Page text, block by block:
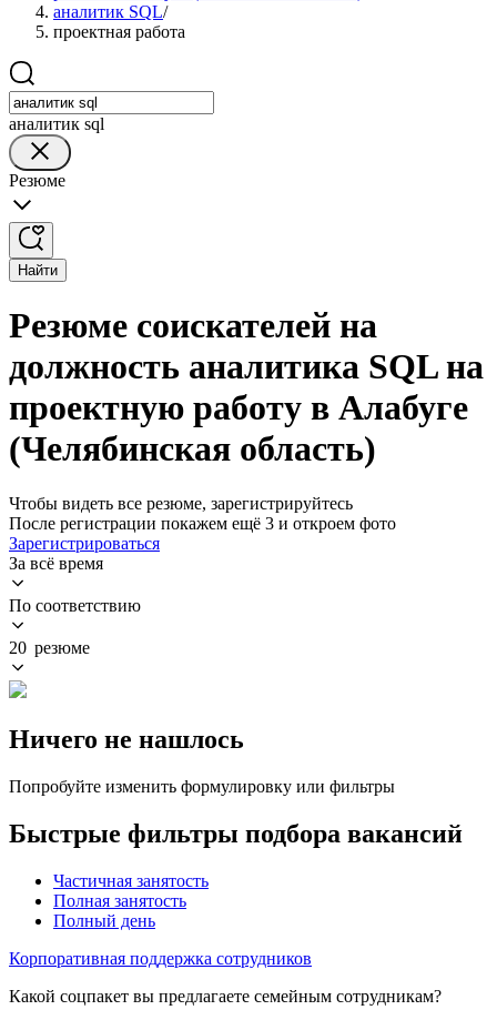
аналитик SQL/
проектная работа
аналитик sql
Резюме
Найти
Резюме соискателей на
должность аналитика SQL на
проектную работу в Алабуге
(Челябинская область)
Чтобы видеть все резюме, зарегистрируйтесь
После регистрации покажем ещё 3 и откроем фото
Зарегистрироваться
За всё время
По соответствию
20 резюме
Ничего не нашлось
Попробуйте изменить формулировку или фильтры
Быстрые фильтры подбора вакансий
Частичная занятость
Полная занятость
Полный день
Корпоративная поддержка сотрудников
Какой соцпакет вы предлагаете семейным сотрудникам?